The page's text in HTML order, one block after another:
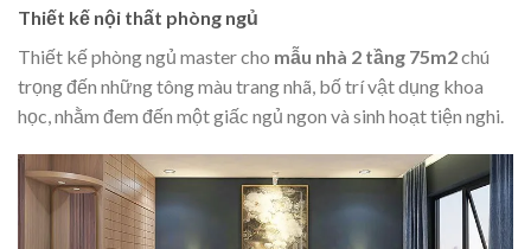
Thiết kế nội thất phòng ngủ
Thiết kế phòng ngủ master cho mẫu nhà 2 tầng 75m2chú
trọng đến những tông màu trang nhã, bố trí vật dụng khoa
học, nhằm đem đến một giấc ngủ ngon và sinh hoạt tiện nghi.